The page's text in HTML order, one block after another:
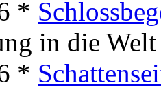
*
in die
*